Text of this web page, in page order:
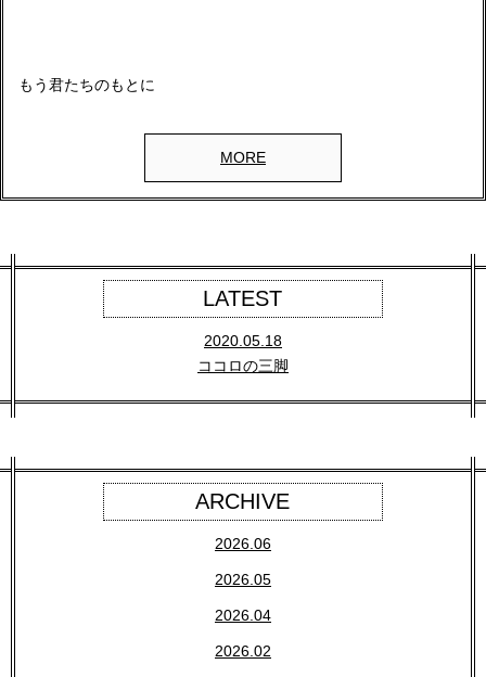
もう君たちのもとに
MORE
LATEST
2020.05.18
ココロの三脚
ARCHIVE
2026.06
2026.05
2026.04
2026.02